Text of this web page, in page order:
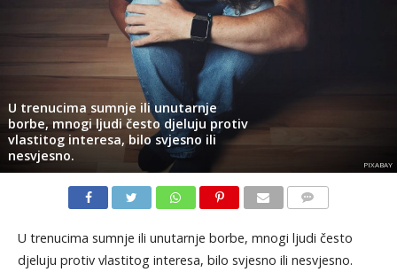
U trenucima sumnje ili unutarnje
borbe, mnogi ljudi često djeluju protiv
vlastitog interesa, bilo svjesno ili
nesvjesno.
PIXABAY
U trenucima sumnje ili unutarnje borbe, mnogi ljudi često
djeluju protiv vlastitog interesa, bilo svjesno ili nesvjesno.